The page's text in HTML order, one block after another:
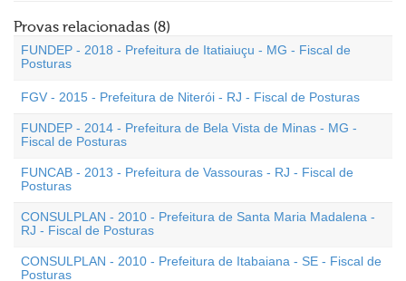
Provas relacionadas (8)
FUNDEP - 2018 - Prefeitura de Itatiaiuçu - MG - Fiscal de
Posturas
FGV - 2015 - Prefeitura de Niterói - RJ - Fiscal de Posturas
FUNDEP - 2014 - Prefeitura de Bela Vista de Minas - MG -
Fiscal de Posturas
FUNCAB - 2013 - Prefeitura de Vassouras - RJ - Fiscal de
Posturas
CONSULPLAN - 2010 - Prefeitura de Santa Maria Madalena -
RJ - Fiscal de Posturas
CONSULPLAN - 2010 - Prefeitura de Itabaiana - SE - Fiscal de
Posturas